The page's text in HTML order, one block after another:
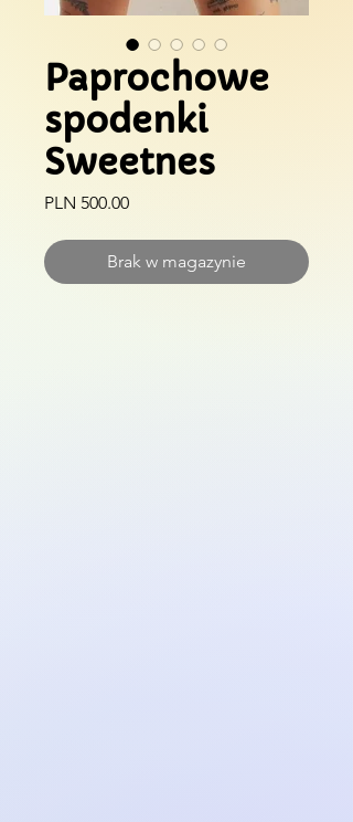
Paprochowe
spodenki
Sweetnes
PLN 500.00Cena
Brak w magazynie